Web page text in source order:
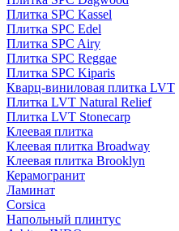
Плитка SPC Kassel
Плитка SPC Edel
Плитка SPC Airy
Плитка SPC Reggae
Плитка SPC Kiparis
Кварц-виниловая плитка LVT
Плитка LVT Natural Relief
Плитка LVT Stonecarp
Клеевая плитка
Клеевая плитка Broadway
Клеевая плитка Brooklyn
Керамогранит
Ламинат
Corsica
Напольный плинтус